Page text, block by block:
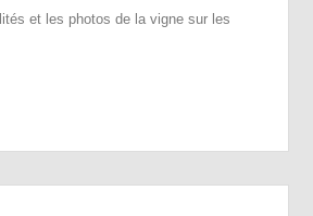
et les photos de la vigne sur les